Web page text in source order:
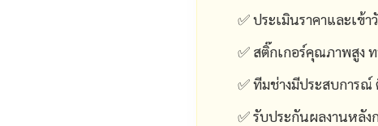
✅ ประเมินราคาและเข้
✅ สติ๊กเกอร์คุณภาพสูง
✅ ทีมช่างมีประสบการณ์
✅ รับประกันผลงานหลัง